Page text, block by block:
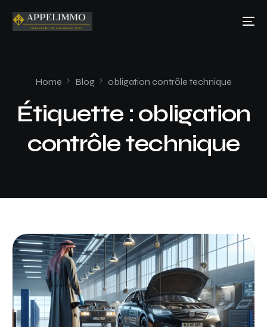
Home Blog obligation contrôle technique
Étiquette : obligation
contrôle technique